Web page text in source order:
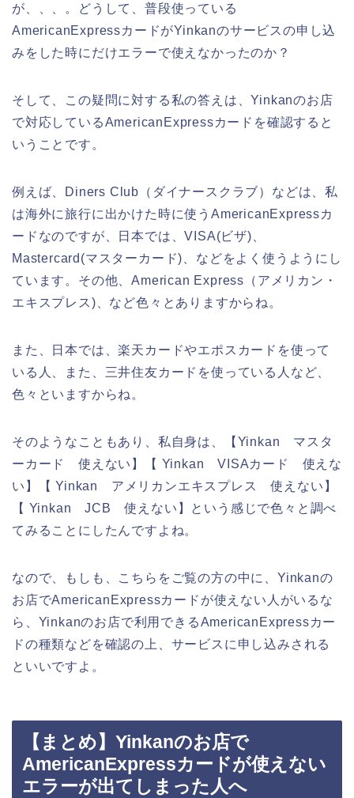
が、、、。どうして、普段使っている
AmericanExpressカードがYinkanのサービスの申し込
みをした時にだけエラーで使えなかったのか？
そして、この疑問に対する私の答えは、Yinkanのお店
で対応しているAmericanExpressカードを確認すると
いうことです。
例えば、Diners Club（ダイナースクラブ）などは、私
は海外に旅行に出かけた時に使うAmericanExpressカ
ードなのですが、日本では、VISA(ビザ)、
Mastercard(マスターカード)、などをよく使うようにし
ています。その他、American Express（アメリカン・
エキスプレス)、など色々とありますからね。
また、日本では、楽天カードやエポスカードを使って
いる人、また、三井住友カードを使っている人など、
色々といますからね。
そのようなこともあり、私自身は、【Yinkan マスタ
ーカード 使えない】【 Yinkan VISAカード 使えな
い】【 Yinkan アメリカンエキスプレス 使えない】
【 Yinkan JCB 使えない】という感じで色々と調べ
てみることにしたんですよね。
なので、もしも、こちらをご覧の方の中に、Yinkanの
お店でAmericanExpressカードが使えない人がいるな
ら、Yinkanのお店で利用できるAmericanExpressカー
ドの種類などを確認の上、サービスに申し込みされる
といいですよ。
【まとめ】Yinkanのお店で
AmericanExpressカードが使えない
エラーが出てしまった人へ